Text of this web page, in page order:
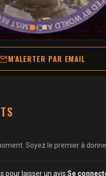
M'ALERTER PAR EMAIL
Soyez le premier à
pour laisser un avis. Se